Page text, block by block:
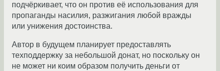
подчёркивает, что он против её использования для
пропаганды насилия, разжигания любой вражды
или унижения достоинства.
Автор в будущем планирует предоставлять
техподдержку за небольшой донат, но поскольку он
не может ни коим образом получить деньги от